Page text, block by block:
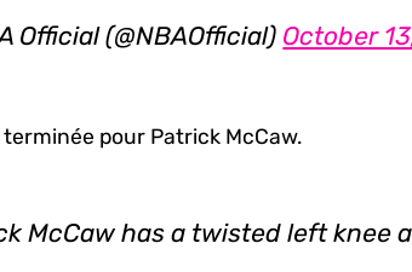
Official (@NBAOfficial) October
pour Patrick McCaw.
McCaw has a twisted left knee